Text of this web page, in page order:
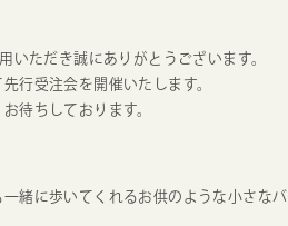
いただき誠にありがとうございます。
行受注会を開催いたします。
待ちしております。
緒に歩いてくれるお供のような小さな